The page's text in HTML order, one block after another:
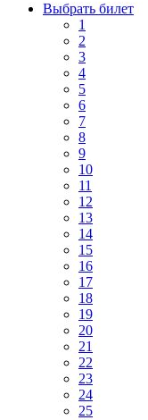
Выбрать билет
1
2
3
4
5
6
7
8
9
10
11
12
13
14
15
16
17
18
19
20
21
22
23
24
25